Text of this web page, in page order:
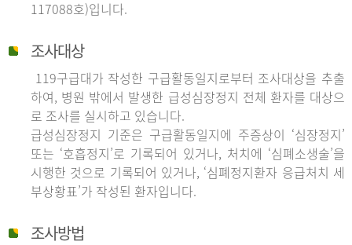
117088호)입니다.
조사대상
119구급대가 작성한 구급활동일지로부터 조사대상을 추출
하여, 병원 밖에서 발생한 급성심장정지 전체 환자를 대상으
로 조사를 실시하고 있습니다.
급성심장정지 기준은 구급활동일지에 주증상이 ‘심장정지’
또는 ‘호흡정지’로 기록되어 있거나, 처치에 ‘심폐소생술’을
시행한 것으로 기록되어 있거나, ‘심폐정지환자 응급처치 세
부상황표’가 작성된 환자입니다.
조사방법